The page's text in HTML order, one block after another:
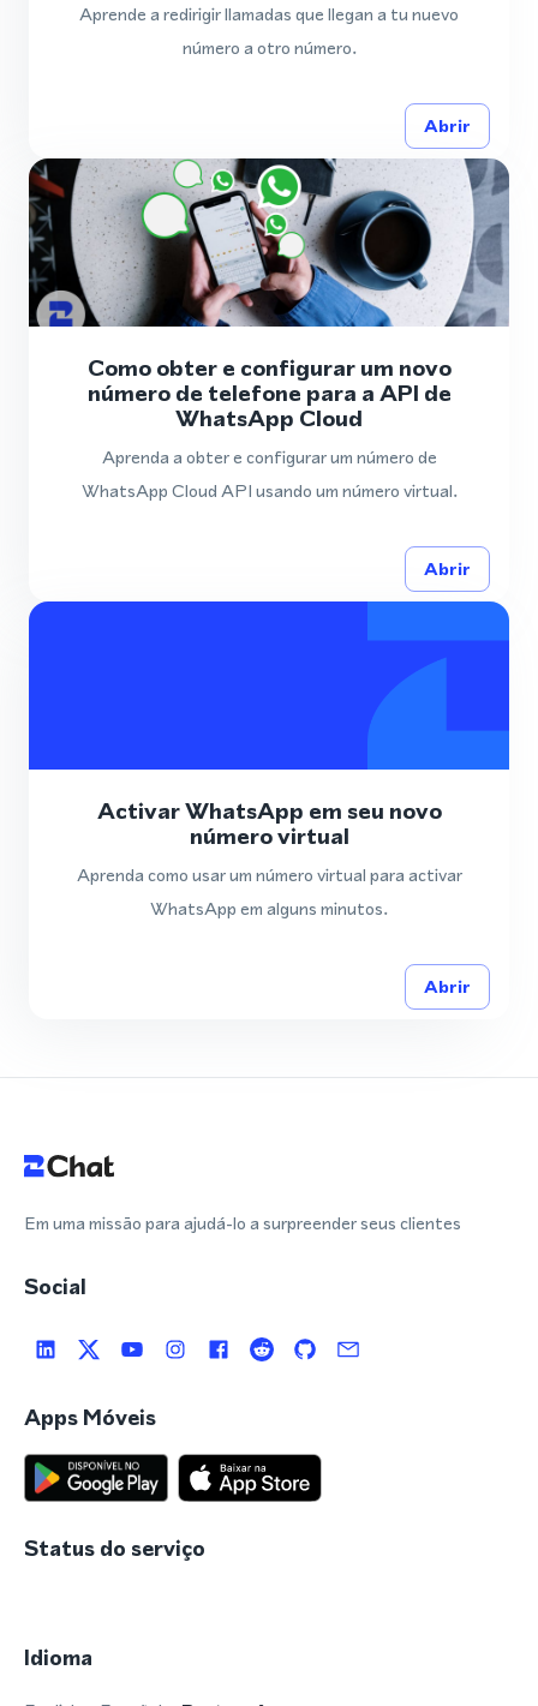
Aprende a redirigir llamadas que llegan a tu nuevo
número a otro número.
Abrir
Como obter e configurar um novo
número de telefone para a API de
WhatsApp Cloud
Aprenda a obter e configurar um número de
WhatsApp Cloud API usando um número virtual.
Abrir
Activar WhatsApp em seu novo
número virtual
Aprenda como usar um número virtual para activar
WhatsApp em alguns minutos.
Abrir
Em uma missão para ajudá-lo a surpreender seus clientes
Social
Apps Móveis
Status do serviço
Idioma